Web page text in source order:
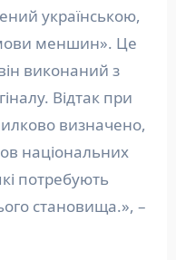
українською,
меншин». Це
виконаний з
Відтак при
визначено,
національних
потребують
становища.», –